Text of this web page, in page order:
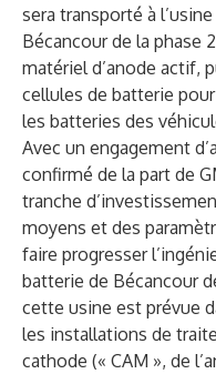
sera transporté à
Bécancour de la phase
matériel d’anode actif,
cellules de batterie
les batteries des
Avec un engagement
confirmé de la part de
tranche
moyens et des
faire progresser
batterie de Bécancour
cette usine est prévue
les installations de
cathode (« CAM », de